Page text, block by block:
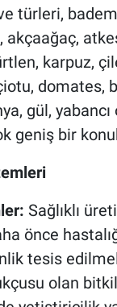
türleri, badem,
akçaağaç,
karpuz,
domates,
gül,
geniş bir
Sağlıklı
önce
tesis
olan